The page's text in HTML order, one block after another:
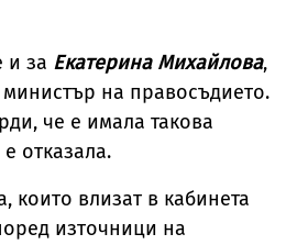
за Екатерина Михайлова,
на правосъдието.
че е имала такова
отказала.
които влизат в кабинета
източници на